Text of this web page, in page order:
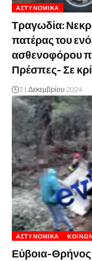
ΑΣΤΥΝΟΜΙΚΆ
Τραγωδία:
πατέρας του
ασθενοφόρου
Πρέσπες- Σε
31 Δεκεμβρίου 2024
ΑΣΤΥΝΟΜΙΚΆ
Εύβοια-Θρήνος